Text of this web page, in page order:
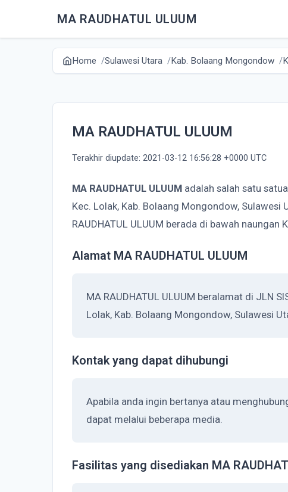
MA RAUDHATUL ULUUM
Home Sulawesi Utara Kab. Bolaang Mongondow
MA RAUDHATUL ULUUM
Terakhir diupdate: 2021-03-12 16:56:28 +0000 UTC
MA RAUDHATUL ULUUM adalah salah satu
Kec. Lolak, Kab. Bolaang Mongondow,
RAUDHATUL ULUUM berada di bawah naungan
Alamat MA RAUDHATUL ULUUM
MA RAUDHATUL ULUUM beralamat di JLN
Lolak, Kab. Bolaang Mongondow, Sulawesi
Kontak yang dapat dihubungi
Apabila anda ingin bertanya atau
dapat melalui beberapa media.
Fasilitas yang disediakan MA